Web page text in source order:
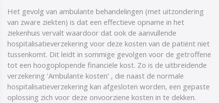
Het gevolg van ambulante behandelingen (met uitzondering
van zware ziekten) is dat een effectieve opname in het
ziekenhuis vervalt waardoor dat ook de aanvullende
hospitalisatieverzekering voor deze kosten van de patiënt niet
tussenkomt. Dit leidt in sommige gevolgen voor de getroffene
tot een hoogoplopende financiële kost. Zo is de uitbreidende
verzekering ‘Ambulante kosten’ , die naast de normale
hospitalisatieverzekering kan afgesloten worden, een gepaste
oplossing zich voor deze onvoorziene kosten in te dekken.